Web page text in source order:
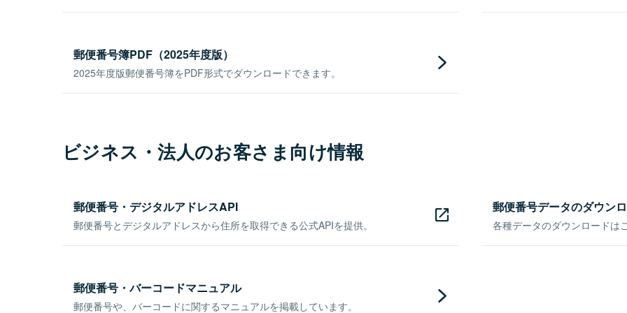
郵便番号簿PDF（2025年度版）
2025年度版郵便番号簿をPDF形式でダウンロードできます。
ビジネス・法人のお客さま向け情報
郵便番号・デジタルアドレスAPI
郵便番号とデジタルアドレスから住所を取得できる公式APIを提供。
郵便番号データのダウン
各種データのダウンロードは
郵便番号・バーコードマニュアル
郵便番号や、バーコードに関するマニュアルを掲載しています。